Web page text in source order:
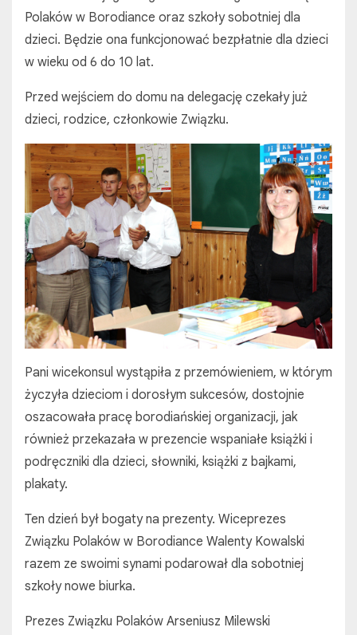
Polaków w Borodiance oraz szkoły sobotniej dla
dzieci. Będzie ona funkcjonować bezpłatnie dla dzieci
w wieku od 6 do 10 lat.
Przed wejściem do domu na delegację czekały już
dzieci, rodzice, członkowie Związku.
Pani wicekonsul wystąpiła z przemówieniem, w którym
życzyła dzieciom i dorosłym sukcesów, dostojnie
oszacowała pracę borodiańskiej organizacji, jak
również przekazała w prezencie wspaniałe książki i
podręczniki dla dzieci, słowniki, książki z bajkami,
plakaty.
Ten dzień był bogaty na prezenty. Wiceprezes
Związku Polaków w Borodiance Walenty Kowalski
razem ze swoimi synami podarował dla sobotniej
szkoły nowe biurka.
Prezes Związku Polaków Arseniusz Milewski